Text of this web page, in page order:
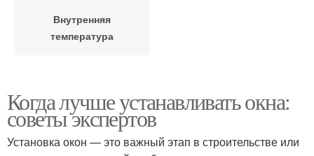
Внутренняя
температура
Когда лучше устанавливать окна:
советы экспертов
Установка окон — это важный этап в строительстве или